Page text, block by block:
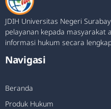
JDIH Universitas Negeri
pelayanan kepada masyarakat
informasi hukum secara
Navigasi
Beranda
Produk Hukum